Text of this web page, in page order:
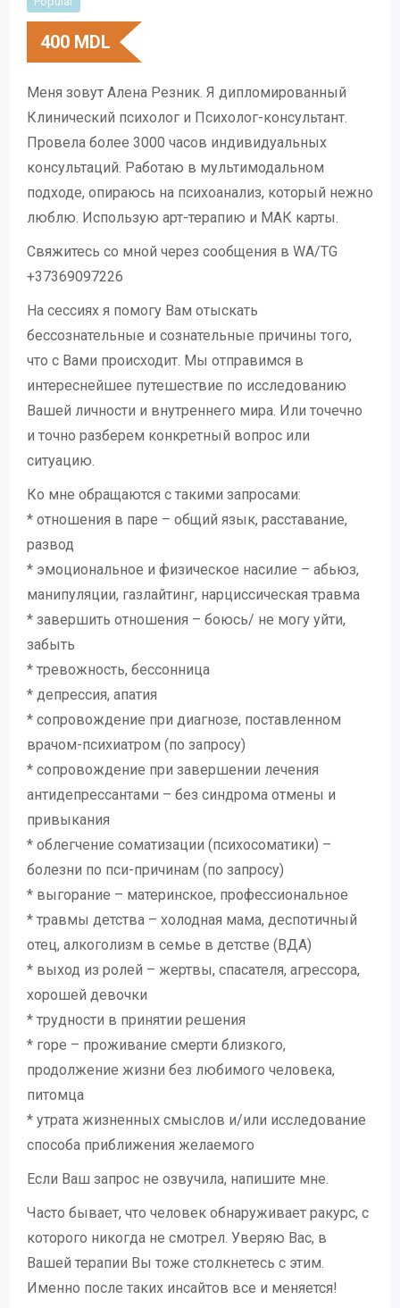
400 MDL
Меня зовут Алена Резник. Я дипломированный
Клинический психолог и Психолог-консультант.
Провела более 3000 часов индивидуальных
консультаций. Работаю в мультимодальном
подходе, опираюсь на психоанализ, который нежно
люблю. Использую арт-терапию и МАК карты.
Свяжитесь со мной через сообщения в WA/TG
+37369097226
На сессиях я помогу Вам отыскать
бессознательные и сознательные причины того,
что с Вами происходит. Мы отправимся в
интереснейшее путешествие по исследованию
Вашей личности и внутреннего мира. Или точечно
и точно разберем конкретный вопрос или
ситуацию.
Ко мне обращаются с такими запросами:
* отношения в паре – общий язык, расставание,
развод
* эмоциональное и физическое насилие – абьюз,
манипуляции, газлайтинг, нарциссическая травма
* завершить отношения – боюсь/ не могу уйти,
забыть
* тревожность, бессонница
* депрессия, апатия
* сопровождение при диагнозе, поставленном
врачом-психиатром (по запросу)
* сопровождение при завершении лечения
антидепрессантами – без синдрома отмены и
привыкания
* облегчение соматизации (психосоматики) –
болезни по пси-причинам (по запросу)
* выгорание – материнское, профессиональное
* травмы детства – холодная мама, деспотичный
отец, алкоголизм в семье в детстве (ВДА)
* выход из ролей – жертвы, спасателя, агрессора,
хорошей девочки
* трудности в принятии решения
* горе – проживание смерти близкого,
продолжение жизни без любимого человека,
питомца
* утрата жизненных смыслов и/или исследование
способа приближения желаемого
Если Ваш запрос не озвучила, напишите мне.
Часто бывает, что человек обнаруживает ракурс, с
которого никогда не смотрел. Уверяю Вас, в
Вашей терапии Вы тоже столкнетесь с этим.
Именно после таких инсайтов все и меняется!